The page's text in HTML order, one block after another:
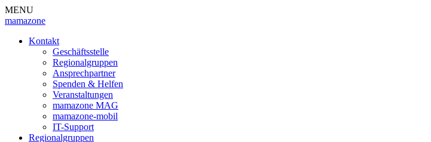
MENU
mamazone
Kontakt
Geschäftsstelle
Regionalgruppen
Ansprechpartner
Spenden & Helfen
Veranstaltungen
mamazone MAG
mamazone-mobil
IT-Support
Regionalgruppen